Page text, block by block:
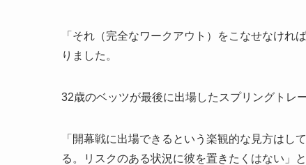
「それ（完全なワークアウト）をこなせなけ
りました。
32歳のベッツが最後に出場したスプリングトレ
「開幕戦に出場できるという楽観的な見方は
る。リスクのある状況に彼を置きたくはない」